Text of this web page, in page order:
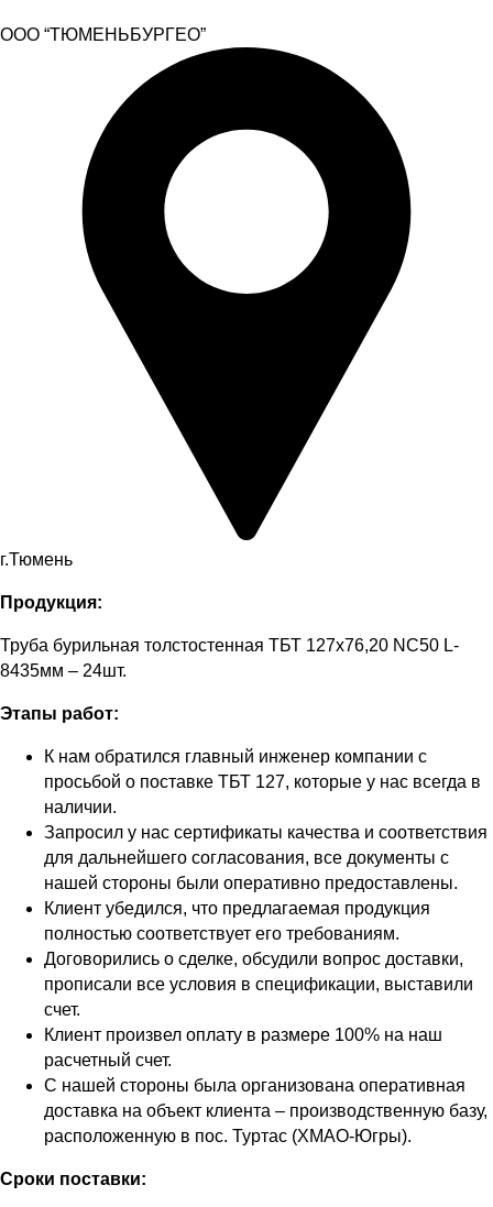
ООО “ТЮМЕНЬБУРГЕО”
г.Тюмень
Продукция:
Труба бурильная толстостенная ТБТ 127х76,20 NC50 L-
8435мм – 24шт.
Этапы работ:
К нам обратился главный инженер компании с
просьбой о поставке ТБТ 127, которые у нас всегда в
наличии.
Запросил у нас сертификаты качества и соответствия
для дальнейшего согласования, все документы с
нашей стороны были оперативно предоставлены.
Клиент убедился, что предлагаемая продукция
полностью соответствует его требованиям.
Договорились о сделке, обсудили вопрос доставки,
прописали все условия в спецификации, выставили
счет.
Клиент произвел оплату в размере 100% на наш
расчетный счет.
С нашей стороны была организована оперативная
доставка на объект клиента – производственную базу,
расположенную в пос. Туртас (ХМАО-Югры).
Сроки поставки: